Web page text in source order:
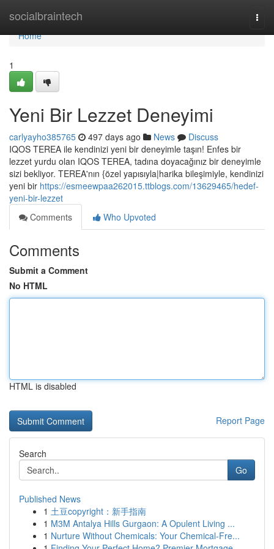
socialbraintech
Home
Home
1
Yeni Bir Lezzet Deneyimi
carlyayho385765 497 days ago News
Discuss
IQOS TEREA ile kendinizi yeni bir deneyimle taşın! Enfes bir
lezzet yurdu olan IQOS TEREA, tadına doyacağınız bir deneyimle
sizi bekliyor. TEREA'nın {özel yapısıyla|harika bileşimiyle, kendinizi
yeni bir https://esmeewpaa262015.ttblogs.com/13629465/hedef-
yeni-bir-lezzet
Comments
Who Upvoted
Comments
Submit a Comment
No HTML
HTML is disabled
Report Page
Search
Go
Published News
1 土豆copyright：新手指南
1 M3M Antalya Hills Gurgaon: A Opulent Living ...
1 Nurture Without Chemicals: Your Chemical-Fre...